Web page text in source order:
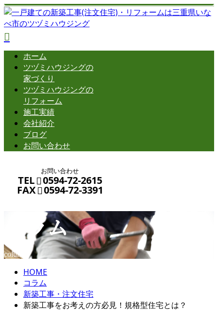
ホーム
ツヅミハウジングの
家づくり
ツヅミハウジングの
リフォーム
施工実績
会社紹介
ブログ
お問い合わせ
お問い合わせ
TEL 0594-72-2615
FAX 0594-72-3391
メールフォーム
コラム
column
HOME
コラム
新築工事・注文住宅
新築工事をお考えの方必見！規格型住宅とは？